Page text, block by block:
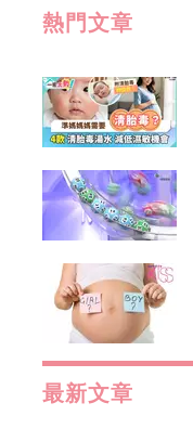
熱門文章
最新文章